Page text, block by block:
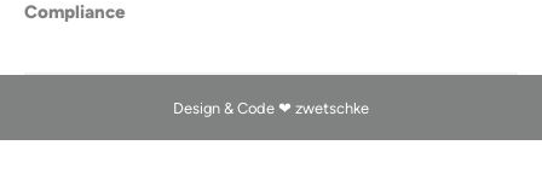
Compliance
Design & Code ❤ zwetschke